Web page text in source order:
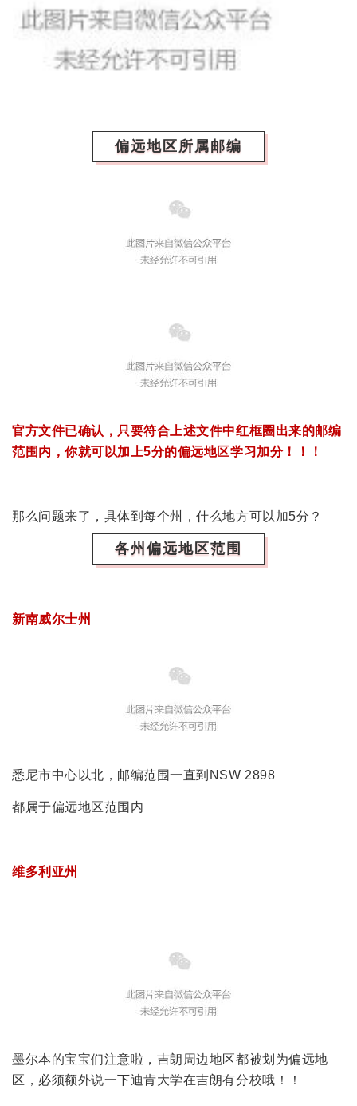
偏远地区所属邮编
官方文件已确认，只要符合上述文件中红框圈出来的邮编
范围内，你就可以加上5分的偏远地区学习加分！！！
那么问题来了，具体到每个州，什么地方可以加5分？
各州偏远地区范围
新南威尔士州
悉尼市中心以北，邮编范围一直到NSW 2898
都属于偏远地区范围内
维多利亚州
墨尔本的宝宝们注意啦，吉朗周边地区都被划为偏远地
区，必须额外说一下迪肯大学在吉朗有分校哦！！